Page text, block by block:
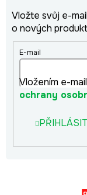
Vložte svůj e-
o nových
E-mail
Vložením e-
ochrany